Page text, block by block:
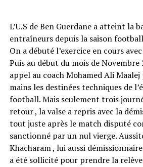
L’U.S de Ben Guerdane a atteint la
entraîneurs depuis la saison
On a débuté l’exercice en cours
Puis au début du mois de Novembre
appel au coach Mohamed Ali
mains les destinées techniques de
football. Mais seulement trois
retour , la valse a repris avec la
tout juste après le match disputé
sanctionné par un nul vierge.
Khacharam , lui aussi démissionnaire
a été sollicité pour prendre la